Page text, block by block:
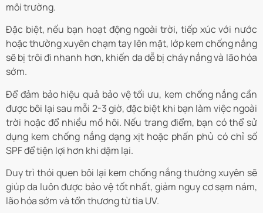
môi trường.
Đặc biệt, nếu bạn hoạt động ngoài trời, tiếp xúc với nước
hoặc thường xuyên chạm tay lên mặt, lớp kem chống nắng
sẽ bị trôi đi nhanh hơn, khiến da dễ bị cháy nắng và lão hóa
sớm.
Để đảm bảo hiệu quả bảo vệ tối ưu, kem chống nắng cần
được bôi lại sau mỗi 2-3 giờ, đặc biệt khi bạn làm việc ngoài
trời hoặc đổ nhiều mồ hôi. Nếu trang điểm, bạn có thể sử
dụng kem chống nắng dạng xịt hoặc phấn phủ có chỉ số
SPF để tiện lợi hơn khi dặm lại.
Duy trì thói quen bôi lại kem chống nắng thường xuyên sẽ
giúp da luôn được bảo vệ tốt nhất, giảm nguy cơ sạm nám,
lão hóa sớm và tổn thương từ tia UV.